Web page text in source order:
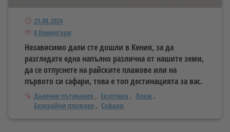
Публикуван
23.08.2024
Започнете дискусията
0 Коментари
Независимо дали сте дошли в Кения, за да
разгледате една напълно различна от нашите земи,
да се отпуснете на райските плажове или на
първото си сафари, това е топ дестинацията за вас.
Тагове
Далечни пътувания Екзотика
Плаж
Безкрайни плажове
Сафари